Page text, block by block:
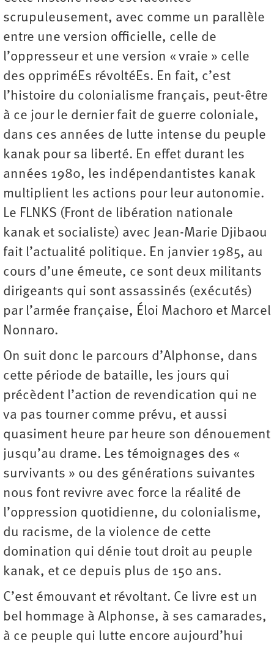
scrupuleusement, avec comme un parallèle
entre une version officielle, celle de
l’oppresseur et une version « vraie » celle
des oppriméEs révoltéEs. En fait, c’est
l’histoire du colonialisme français, peut-être
à ce jour le dernier fait de guerre coloniale,
dans ces années de lutte intense du peuple
kanak pour sa liberté. En effet durant les
années 1980, les indépendantistes kanak
multiplient les actions pour leur autonomie.
Le FLNKS (Front de libération nationale
kanak et socialiste) avec Jean-Marie Djibaou
fait l’actualité politique. En janvier 1985, au
cours d’une émeute, ce sont deux militants
dirigeants qui sont assassinés (exécutés)
par l’armée française, Éloi Machoro et Marcel
Nonnaro.
On suit donc le parcours d’Alphonse, dans
cette période de bataille, les jours qui
précèdent l’action de revendication qui ne
va pas tourner comme prévu, et aussi
quasiment heure par heure son dénouement
jusqu’au drame. Les témoignages des «
survivants » ou des générations suivantes
nous font revivre avec force la réalité de
l’oppression quotidienne, du colonialisme,
du racisme, de la violence de cette
domination qui dénie tout droit au peuple
kanak, et ce depuis plus de 150 ans.
C’est émouvant et révoltant. Ce livre est un
bel hommage à Alphonse, à ses camarades,
à ce peuple qui lutte encore aujourd’hui